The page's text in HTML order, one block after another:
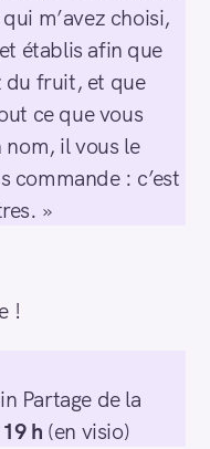
m’avez choisi,
établis afin que
du fruit, et que
ce que vous
nom, il vous le
commande : c’est
»
!
Partage de la
h (en visio)